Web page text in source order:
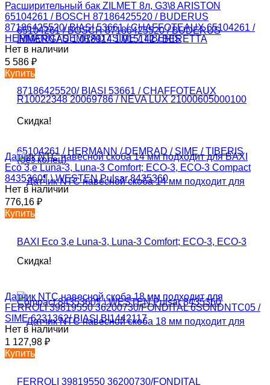
Расширительный бак ZILMET 8л, G3\8 ARISTON
65104261 / BOSCH 87186425520 / BUDERUS
87186425520/ BIASI 53661 / CHAFFOTEAUX 65104261 /
HERMANN / DEMRAD / SIME / TIBERIS
Нет в наличии
5 586 ₽
Купить
Скидка!
Датчик NTC навесной скоба 14 мм подходит для BAXI
Eco 3,е Luna-3, Luna-3 Comfort; ECO-3, ECO-3 Compact
8435360¶ \ WESTEN Pulsar 8435360
Нет в наличии
776,16 ₽
Купить
Скидка!
Датчик NTC навесной скоба 18 мм подходит для
FERROLI 39819550 36200730/FONDITAL 6SONDNTC05 /
SIME 6231362/ BIASI BI1442117
Нет в наличии
1 127,98 ₽
Купить